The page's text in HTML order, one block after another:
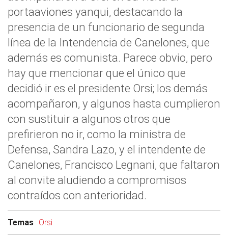
portaaviones yanqui, destacando la
presencia de un funcionario de segunda
línea de la Intendencia de Canelones, que
además es comunista. Parece obvio, pero
hay que mencionar que el único que
decidió ir es el presidente Orsi; los demás
acompañaron, y algunos hasta cumplieron
con sustituir a algunos otros que
prefirieron no ir, como la ministra de
Defensa, Sandra Lazo, y el intendente de
Canelones, Francisco Legnani, que faltaron
al convite aludiendo a compromisos
contraídos con anterioridad.
Temas Orsi